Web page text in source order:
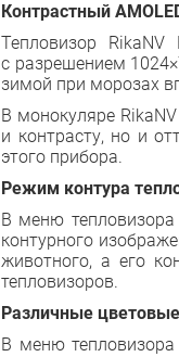
Контрастный
Тепловизор
с разрешением
зимой при морозах
В монокуляре
и контрасту, но и
этого прибора.
Режим контура
В меню тепловизора
контурного
животного, а его
тепловизоров.
Различные
В меню